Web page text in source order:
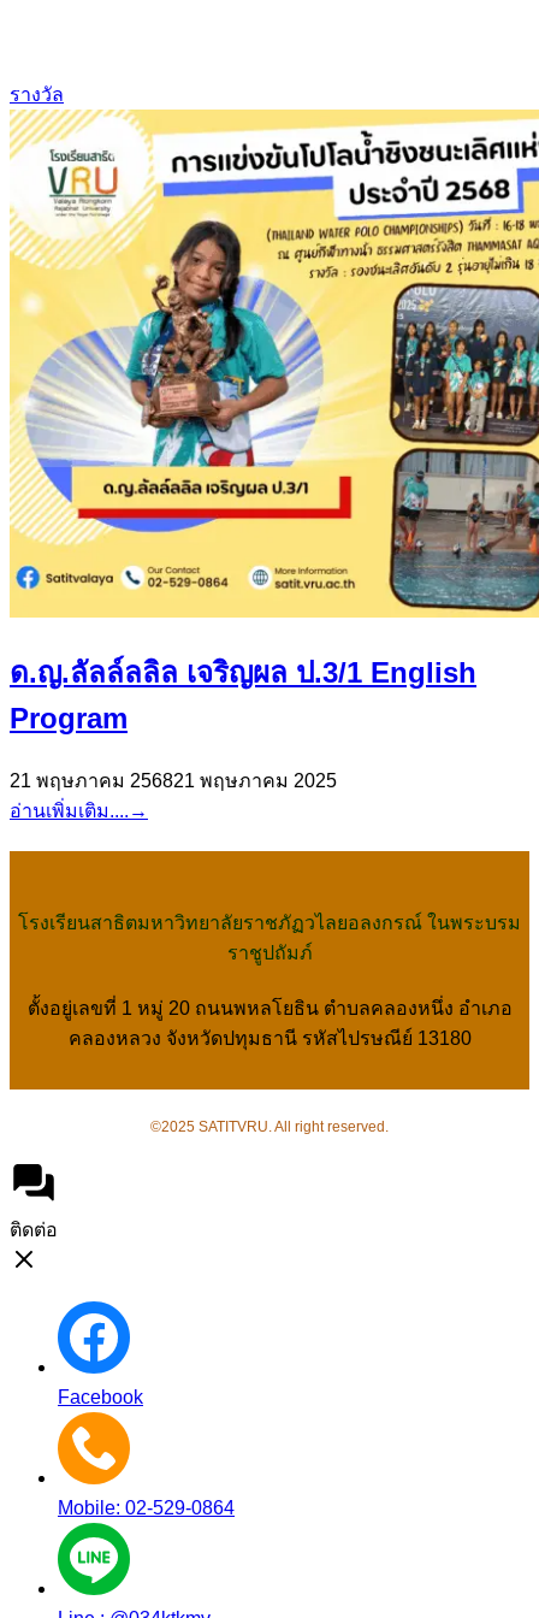
รางวัล
ด.ญ.ลัลล์ลลิล เจริญผล ป.3/1 English
Program
21 พฤษภาคม 256821 พฤษภาคม 2025
อ่านเพิ่มเติม.... →
โรงเรียนสาธิตมหาวิทยาลัยราชภัฏวไลยอลงกรณ์ ในพระบรม
ราชูปถัมภ์
ตั้งอยู่เลขที่ 1 หมู่ 20 ถนนพหลโยธิน ตำบลคลองหนึ่ง อำเภอ
คลองหลวง จังหวัดปทุมธานี รหัสไปรษณีย์ 13180
©2025 SATITVRU. All right reserved.
ติดต่อ
Facebook
Mobile: 02-529-0864